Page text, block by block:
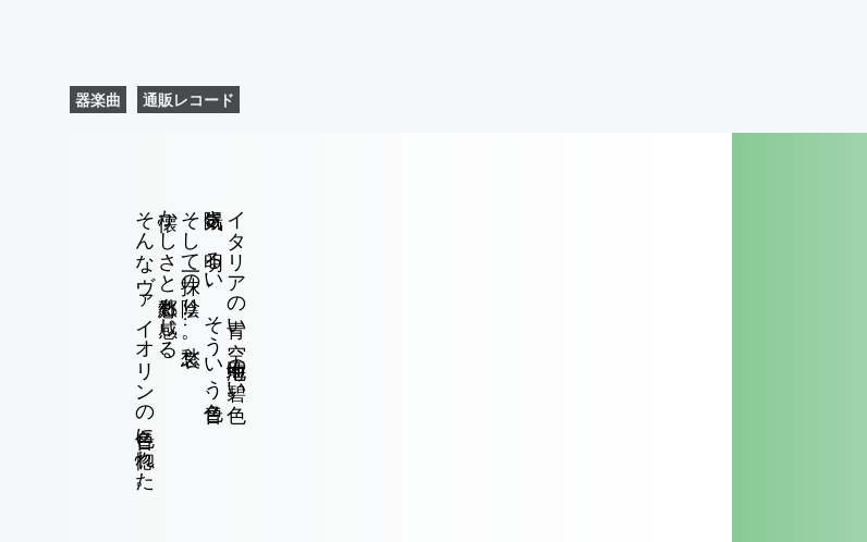
器楽曲 通販レコード
イタリアの青い空、地中海の碧い色。
陽気さ、明るい、そういう音色、
そして一抹の陰り … 哀愁。
懐かしさと郷愁も感じる、
そんなヴァイオリンの音色に惚れた。